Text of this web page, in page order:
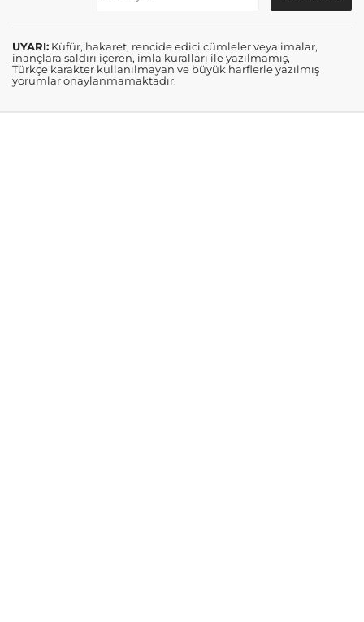
UYARI: Küfür, hakaret, rencide edici cümleler veya imalar,
inançlara saldırı içeren, imla kuralları ile yazılmamış,
Türkçe karakter kullanılmayan ve büyük harflerle yazılmış
yorumlar onaylanmamaktadır.